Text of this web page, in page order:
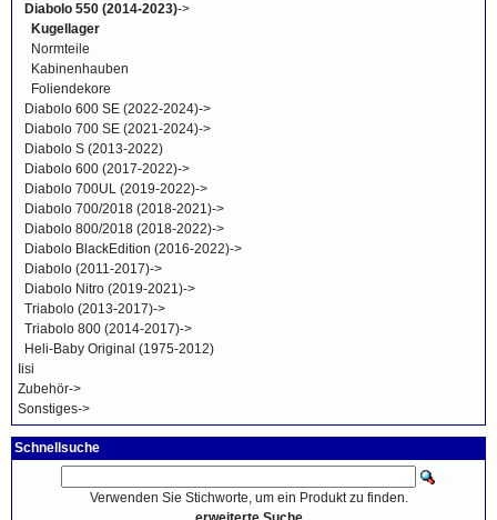
Diabolo 550 (2014-2023)->
Kugellager
Normteile
Kabinenhauben
Foliendekore
Diabolo 600 SE (2022-2024)->
Diabolo 700 SE (2021-2024)->
Diabolo S (2013-2022)
Diabolo 600 (2017-2022)->
Diabolo 700UL (2019-2022)->
Diabolo 700/2018 (2018-2021)->
Diabolo 800/2018 (2018-2022)->
Diabolo BlackEdition (2016-2022)->
Diabolo (2011-2017)->
Diabolo Nitro (2019-2021)->
Triabolo (2013-2017)->
Triabolo 800 (2014-2017)->
Heli-Baby Original (1975-2012)
Iisi
Zubehör->
Sonstiges->
Schnellsuche
Verwenden Sie Stichworte, um ein Produkt zu finden.